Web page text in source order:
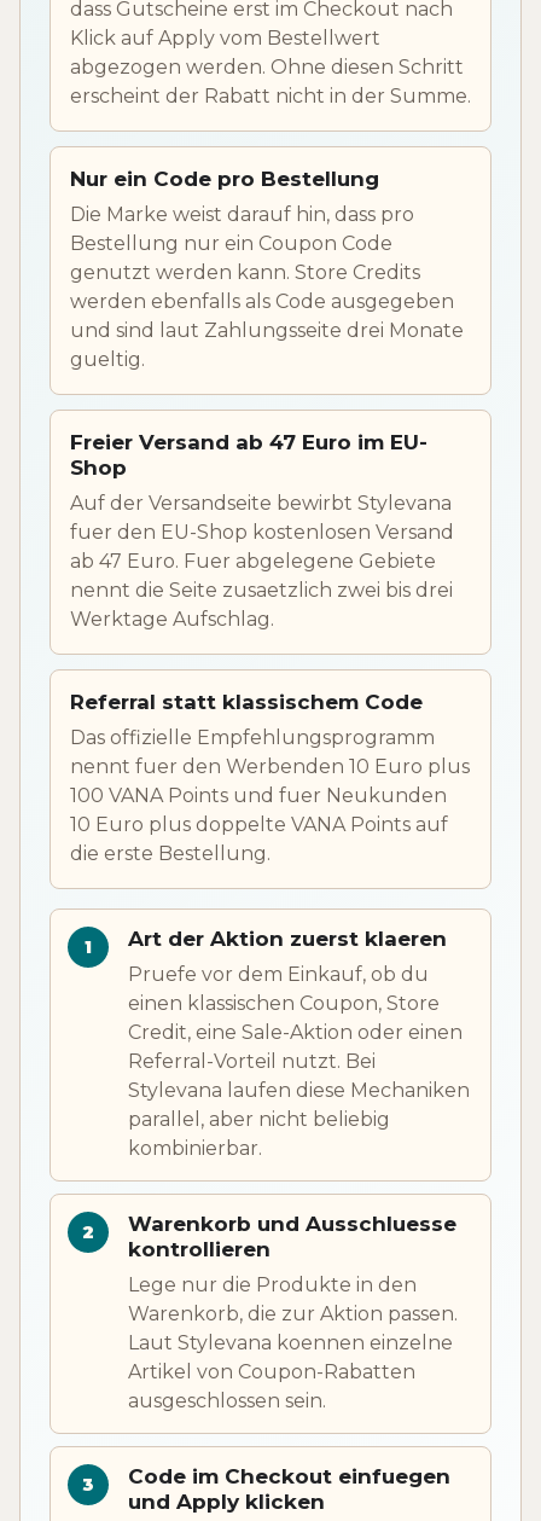
dass Gutscheine erst im Checkout nach
Klick auf Apply vom Bestellwert
abgezogen werden. Ohne diesen Schritt
erscheint der Rabatt nicht in der Summe.
Nur ein Code pro Bestellung
Die Marke weist darauf hin, dass pro
Bestellung nur ein Coupon Code
genutzt werden kann. Store Credits
werden ebenfalls als Code ausgegeben
und sind laut Zahlungsseite drei Monate
gueltig.
Freier Versand ab 47 Euro im EU-
Shop
Auf der Versandseite bewirbt Stylevana
fuer den EU-Shop kostenlosen Versand
ab 47 Euro. Fuer abgelegene Gebiete
nennt die Seite zusaetzlich zwei bis drei
Werktage Aufschlag.
Referral statt klassischem Code
Das offizielle Empfehlungsprogramm
nennt fuer den Werbenden 10 Euro plus
100 VANA Points und fuer Neukunden
10 Euro plus doppelte VANA Points auf
die erste Bestellung.
Art der Aktion zuerst klaeren
Pruefe vor dem Einkauf, ob du
einen klassischen Coupon, Store
Credit, eine Sale-Aktion oder einen
Referral-Vorteil nutzt. Bei
Stylevana laufen diese Mechaniken
parallel, aber nicht beliebig
kombinierbar.
Warenkorb und Ausschluesse
kontrollieren
Lege nur die Produkte in den
Warenkorb, die zur Aktion passen.
Laut Stylevana koennen einzelne
Artikel von Coupon-Rabatten
ausgeschlossen sein.
Code im Checkout einfuegen
und Apply klicken